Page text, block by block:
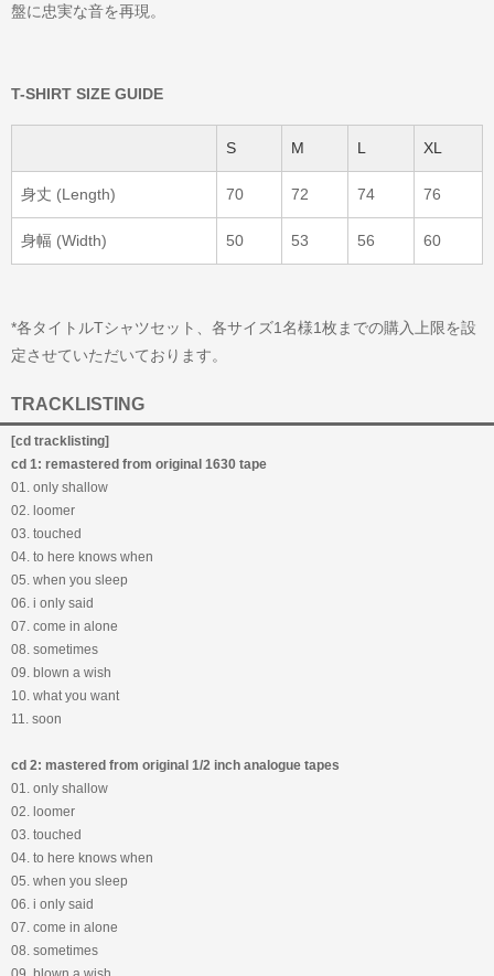
盤に忠実な音を再現。
T-SHIRT SIZE GUIDE
S M L XL
身丈 (Length) 70 72 74 76
身幅 (Width) 50 53 56 60
*各タイトルTシャツセット、各サイズ1名様1枚までの購入上限を設
定させていただいております。
TRACKLISTING
[cd tracklisting]
cd 1: remastered from original 1630 tape
01. only shallow
02. loomer
03. touched
04. to here knows when
05. when you sleep
06. i only said
07. come in alone
08. sometimes
09. blown a wish
10. what you want
11. soon
cd 2: mastered from original 1/2 inch analogue tapes
01. only shallow
02. loomer
03. touched
04. to here knows when
05. when you sleep
06. i only said
07. come in alone
08. sometimes